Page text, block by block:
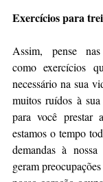
Exercícios para
Assim, pense
como exercícios
necessário na sua
muitos ruídos à
para você prestar
estamos o tempo
demandas à
geram